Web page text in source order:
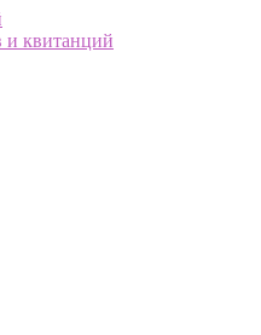
и квитанций